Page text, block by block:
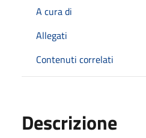
A cura di
Allegati
Contenuti correlati
Descrizione